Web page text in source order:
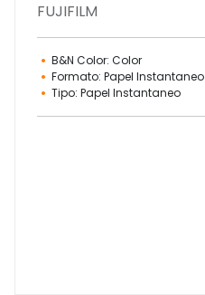
FUJIFILM
B&N Color: Color
Formato: Papel Instantaneo
Tipo: Papel Instantaneo